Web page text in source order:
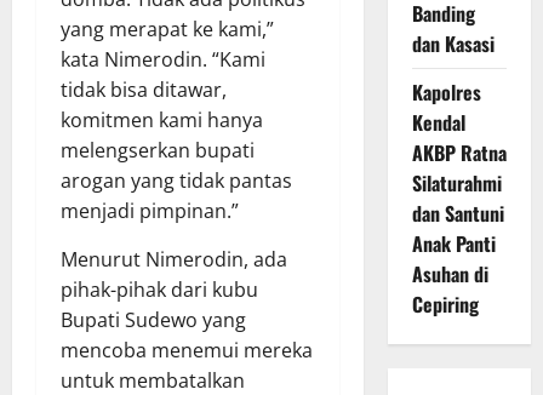
yang merapat ke kami,”
kata Nimerodin. “Kami
tidak bisa ditawar,
komitmen kami hanya
melengserkan bupati
arogan yang tidak pantas
menjadi pimpinan.”
Menurut Nimerodin, ada
pihak-pihak dari kubu
Bupati Sudewo yang
mencoba menemui mereka
untuk membatalkan
Banding
dan Kasasi
Kapolres
Kendal
AKBP Ratna
Silaturahmi
dan Santuni
Anak Panti
Asuhan di
Cepiring